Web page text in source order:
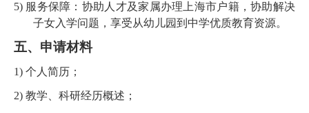
5) 服务保障：协助人才及家属办理上海市户籍，协助解决
子女入学问题，享受从幼儿园到中学优质教育资源。
五、申请材料
1) 个人简历；
2) 教学、科研经历概述；